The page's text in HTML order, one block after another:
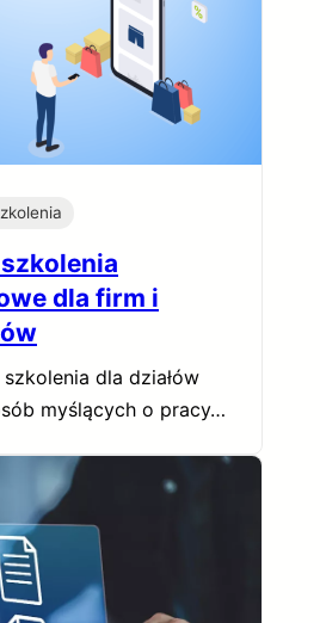
dla firm i
dla działów
myślących o pracy…